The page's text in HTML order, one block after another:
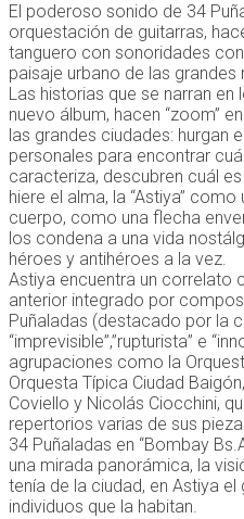
El poderoso sonido de 34
orquestación de guitarras,
tanguero con sonoridades
paisaje urbano de las grandes
Las historias que se narran
nuevo álbum, hacen “zoom”
las grandes ciudades: hurgan
personales para encontrar
caracteriza, descubren cuál
hiere el alma, la “Astiya”
cuerpo, como una flecha
los condena a una vida
héroes y antihéroes a la vez.
Astiya encuentra un correlato
anterior integrado por
Puñaladas (destacado por la
“imprevisible”,”rupturista” e
agrupaciones como la
Orquesta Típica Ciudad
Coviello y Nicolás Ciocchini,
repertorios varias de sus
34 Puñaladas en “Bombay
una mirada panorámica, la
tenía de la ciudad, en Astiya
individuos que la habitan.